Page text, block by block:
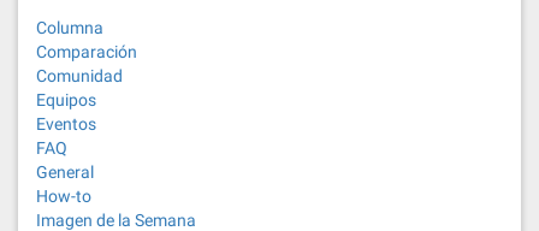
Columna
Comparación
Comunidad
Equipos
Eventos
FAQ
General
How-to
Imagen de la Semana